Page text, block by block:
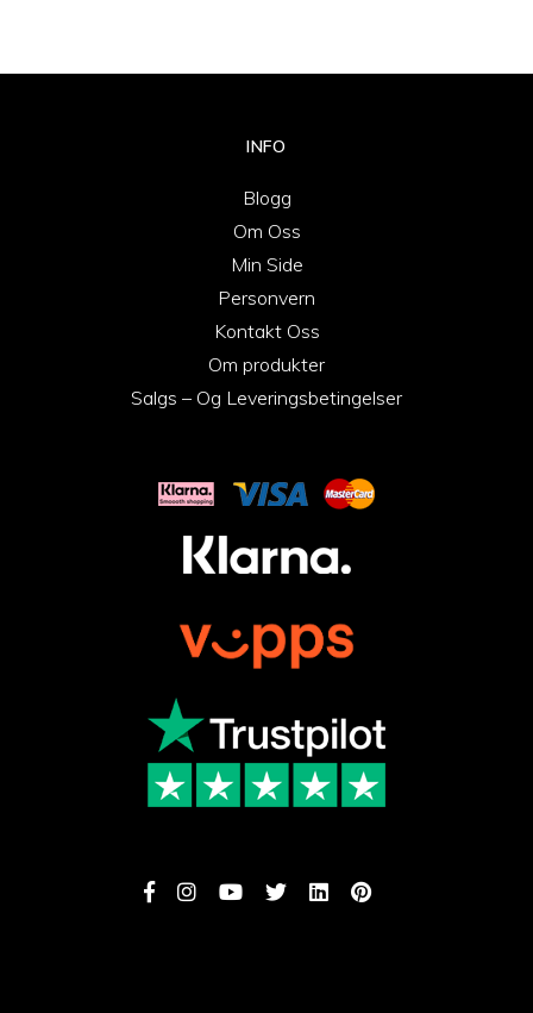
INFO
Blogg
Om Oss
Min Side
Personvern
Kontakt Oss
Om produkter
Salgs – Og Leveringsbetingelser